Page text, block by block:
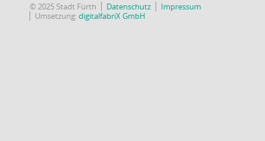
© 2025 Stadt Fürth Datenschutz
Impressum
Umsetzung:digitalfabriX GmbH